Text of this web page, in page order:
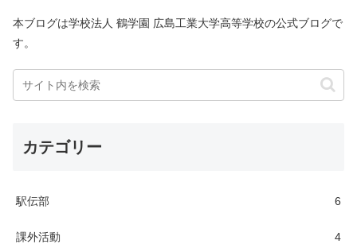
本ブログは学校法人 鶴学園 広島工業大学高等学校の公式ブログで
す。
カテゴリー
駅伝部 6
課外活動 4